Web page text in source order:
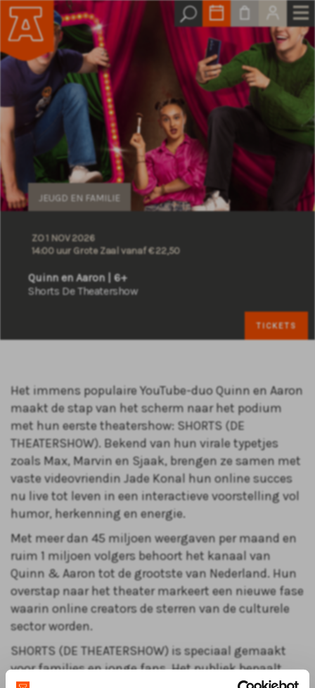
Quinn en Aaron | 6+
Shorts De Theatershow
JEUGD EN FAMILIE
ZO 1 NOV 2026
14:00 uur Grote Zaal vanaf € 22,50
TICKETS
Het immens populaire YouTube-duo Quinn en Aaron
maakt de stap van het scherm naar het podium
met hun eerste theatershow: SHORTS (DE
THEATERSHOW). Bekend van hun virale typetjes
zoals Max, Marvin en Sjaak, brengen ze samen met
vaste videovriendin Jade Konal hun online succes
nu live tot leven in een interactieve voorstelling vol
humor, herkenning en energie.
Met meer dan 45 miljoen weergaven per maand en
ruim 1 miljoen volgers behoort het kanaal van
Quinn & Aaron tot de grootste van Nederland. Hun
overstap naar het theater markeert een nieuwe fase
waarin online creators de sterren van de culturele
sector worden.
SHORTS (DE THEATERSHOW) is speciaal gemaakt
voor families en jonge fans. Het publiek bepaalt